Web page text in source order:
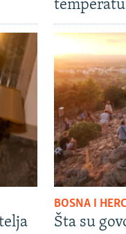
BOSNA I
Šta su